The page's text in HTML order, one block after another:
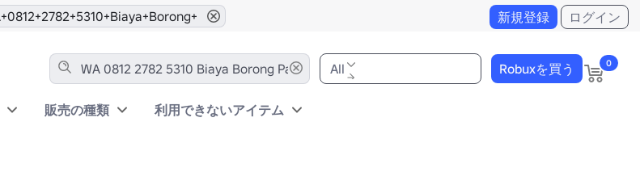
新規登録 ログイン
All Robuxを買う 0
販売の種類 利用できないアイテム